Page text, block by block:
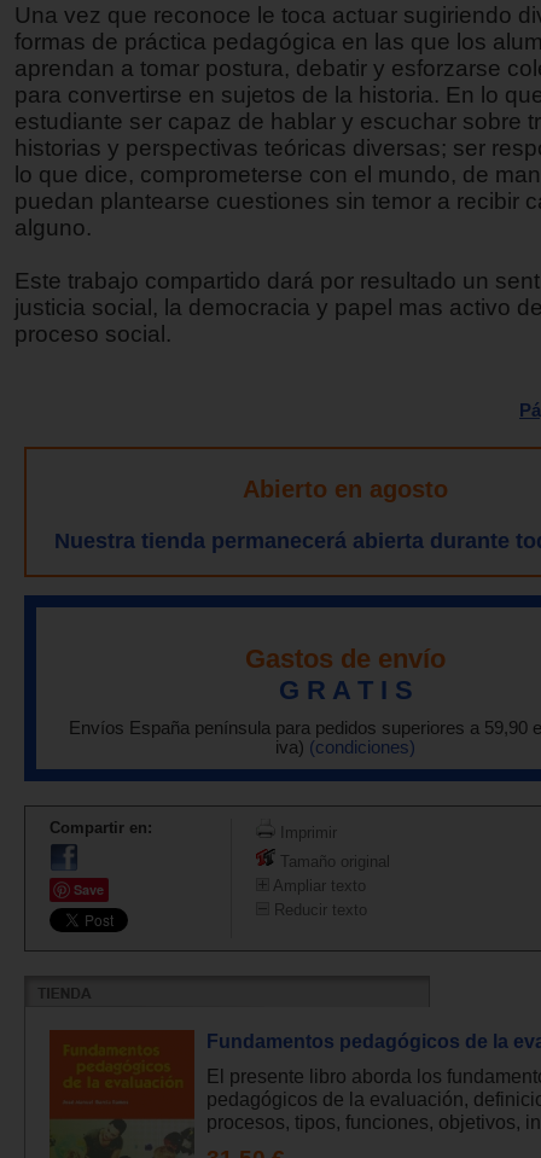
Una vez que reconoce le toca actuar sugiriendo
formas de práctica pedagógica en las que los
aprendan a tomar postura, debatir y esforzarse
para convertirse en sujetos de la historia. En lo
estudiante ser capaz de hablar y escuchar sobre
historias y perspectivas teóricas diversas; ser
lo que dice, comprometerse con el mundo, de
puedan plantearse cuestiones sin temor a recibir
alguno.
Este trabajo compartido dará por resultado un
justicia social, la democracia y papel mas activo
proceso social.
Abierto en agosto
Nuestra tienda permanecerá abierta durante
Gastos de envío
G R A T I S
Envíos España península para pedidos superiores a 59,90
iva) (condiciones)
Compartir en:
Save
Imprimir
Tamaño original
Ampliar texto
Reducir texto
Fundamentos pedagógicos de la
El presente libro aborda los
pedagógicos de la evaluación,
procesos, tipos, funciones, objetivos,